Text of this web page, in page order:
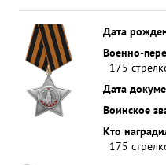
Дата
Военно-
175
Дата
Воинское
Кто
175